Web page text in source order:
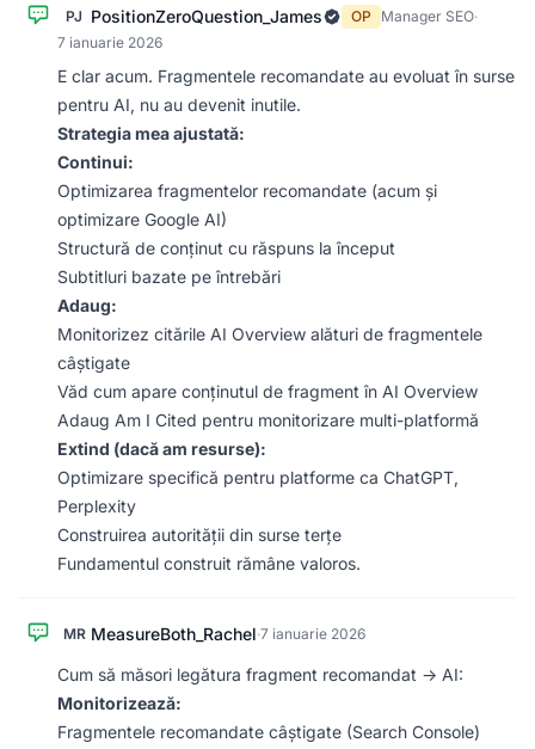
PJ PositionZeroQuestion_James OP Manager SEO·
7 ianuarie 2026
E clar acum. Fragmentele recomandate au evoluat în surse
pentru AI, nu au devenit inutile.
Strategia mea ajustată:
Continui:
Optimizarea fragmentelor recomandate (acum și
optimizare Google AI)
Structură de conținut cu răspuns la început
Subtitluri bazate pe întrebări
Adaug:
Monitorizez citările AI Overview alături de fragmentele
câștigate
Văd cum apare conținutul de fragment în AI Overview
Adaug Am I Cited pentru monitorizare multi-platformă
Extind (dacă am resurse):
Optimizare specifică pentru platforme ca ChatGPT,
Perplexity
Construirea autorității din surse terțe
Fundamentul construit rămâne valoros.
MR MeasureBoth_Rachel·7 ianuarie 2026
Cum să măsori legătura fragment recomandat -> AI:
Monitorizează:
Fragmentele recomandate câștigate (Search Console)